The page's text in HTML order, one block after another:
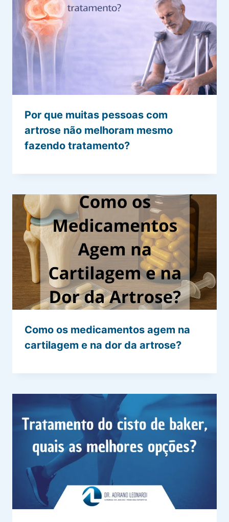
Por que muitas pessoas com
artrose não melhoram mesmo
fazendo tratamento?
Como os medicamentos agem na
cartilagem e na dor da artrose?